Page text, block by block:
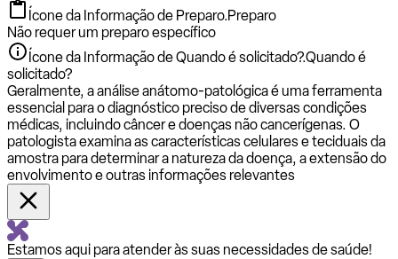
Ícone da Informação de Preparo.Preparo
Não requer um preparo específico
Ícone da Informação de Quando é solicitado?.Quando é
solicitado?
Geralmente, a análise anátomo-patológica é uma ferramenta
essencial para o diagnóstico preciso de diversas condições
médicas, incluindo câncer e doenças não cancerígenas. O
patologista examina as características celulares e teciduais da
amostra para determinar a natureza da doença, a extensão do
envolvimento e outras informações relevantes
Estamos aqui para atender às suas necessidades de saúde!